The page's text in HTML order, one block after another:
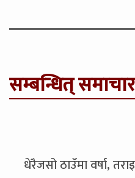
सम्बन्धित् समाचार
धेरैजसो ठाउँमा वर्षा,